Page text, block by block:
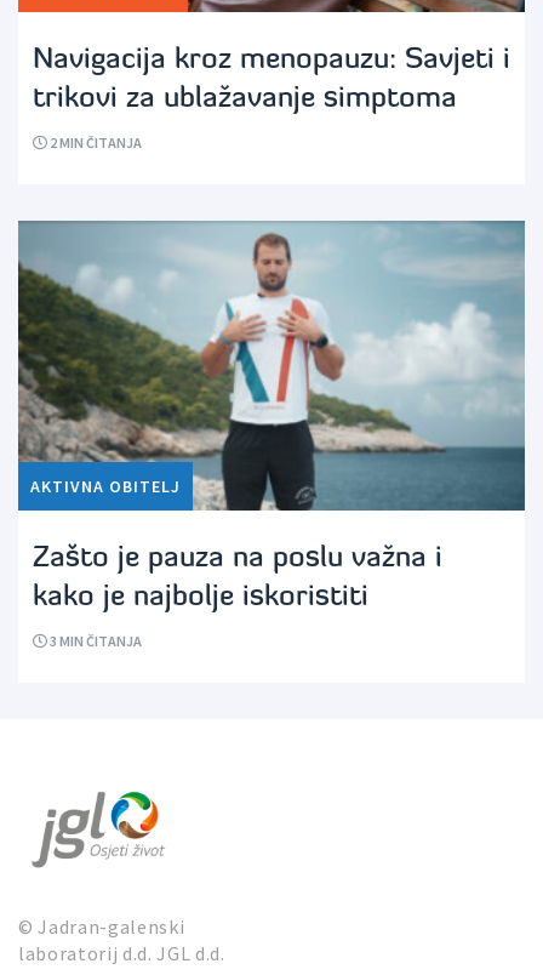
Navigacija kroz menopauzu: Savjeti i
trikovi za ublažavanje simptoma
2MIN ČITANJA
AKTIVNA OBITELJ
Zašto je pauza na poslu važna i
kako je najbolje iskoristiti
3 MIN ČITANJA
© Jadran-galenski
laboratorij d.d. JGL d.d.